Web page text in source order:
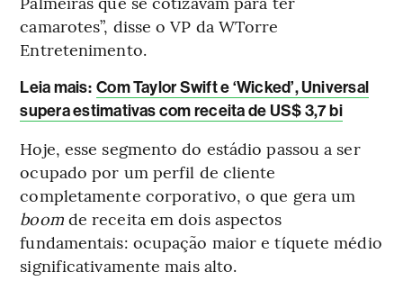
camarotes”, disse o VP da WTorre
Entretenimento.
Leia mais: Com Taylor Swift e ‘Wicked’, Universal
supera estimativas com receita de US$ 3,7 bi
Hoje, esse segmento do estádio passou a ser
ocupado por um perfil de cliente
completamente corporativo, o que gera um
boomde receita em dois aspectos
fundamentais: ocupação maior e tíquete médio
significativamente mais alto.